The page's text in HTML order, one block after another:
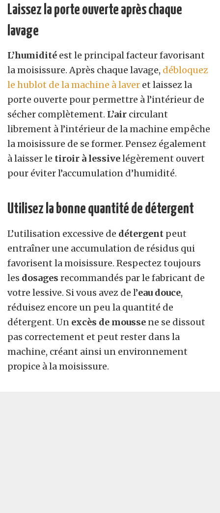
Laissez la porte ouverte après chaque
lavage
L’humidité est le principal facteur favorisant
la moisissure. Après chaque lavage, débloquez
le hublot de la machine à laver et laissez la
porte ouverte pour permettre à l’intérieur de
sécher complètement. L’air circulant
librement à l’intérieur de la machine empêche
la moisissure de se former. Pensez également
à laisser le tiroir à lessivelégèrement ouvert
pour éviter l’accumulation d’humidité.
Utilisez la bonne quantité de détergent
L’utilisation excessive de détergent peut
entraîner une accumulation de résidus qui
favorisent la moisissure. Respectez toujours
les dosages recommandés par le fabricant de
votre lessive. Si vous avez de l’eau douce,
réduisez encore un peu la quantité de
détergent. Un excès de mousse ne se dissout
pas correctement et peut rester dans la
machine, créant ainsi un environnement
propice à la moisissure.